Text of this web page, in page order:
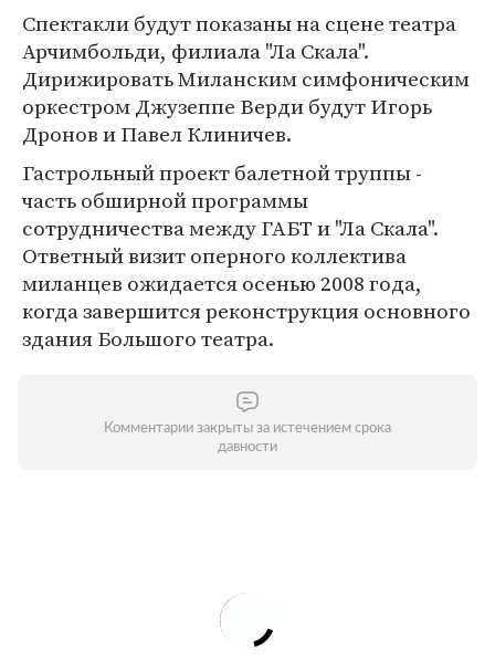
Спектакли будут показаны на сцене театра
Арчимбольди, филиала "Ла Скала".
Дирижировать Миланским симфоническим
оркестром Джузеппе Верди будут Игорь
Дронов и Павел Клиничев.
Гастрольный проект балетной труппы -
часть обширной программы
сотрудничества между ГАБТ и "Ла Скала".
Ответный визит оперного коллектива
миланцев ожидается осенью 2008 года,
когда завершится реконструкция основного
здания Большого театра.
Комментарии закрыты за истечением срока
давности